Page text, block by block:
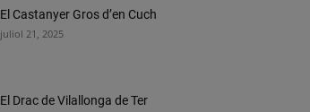
El Castanyer Gros d’en Cuch
juliol 21, 2025
El Drac de Vilallonga de Ter